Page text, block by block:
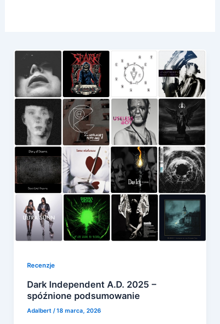
Recenzje
Dark Independent A.D. 2025 –
spóźnione podsumowanie
Adalbert/18 marca, 2026